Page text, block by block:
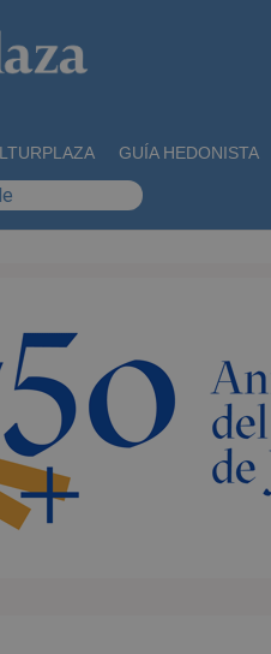
GUÍA HEDONISTA